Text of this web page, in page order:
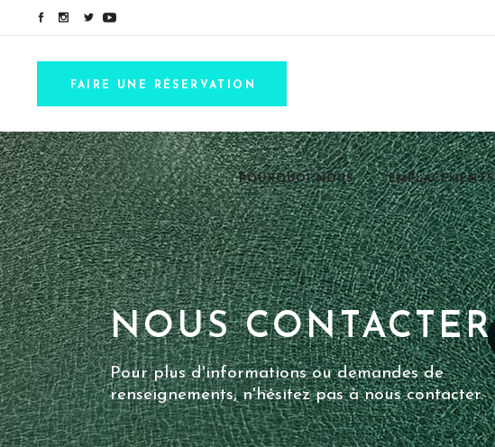
FAIRE UNE RÉSERVATION
POURQUOI NOUS EMPLACEMENTS
NOUS CONTACTER
Pour plus d'informations ou demandes de
renseignements, n'hésitez pas à nous contacter.